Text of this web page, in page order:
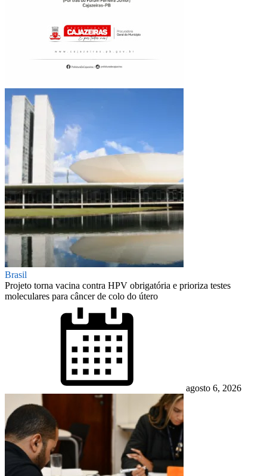
Brasil
Projeto torna vacina contra HPV obrigatória e prioriza testes
moleculares para câncer de colo do útero
agosto 6, 2026